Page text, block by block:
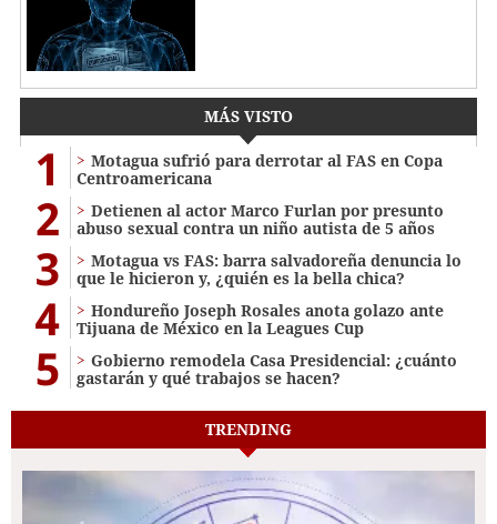
MÁS VISTO
1
Motagua sufrió para derrotar al FAS en Copa
Centroamericana
2
Detienen al actor Marco Furlan por presunto
abuso sexual contra un niño autista de 5 años
3
Motagua vs FAS: barra salvadoreña denuncia lo
que le hicieron y, ¿quién es la bella chica?
4
Hondureño Joseph Rosales anota golazo ante
Tijuana de México en la Leagues Cup
5
Gobierno remodela Casa Presidencial: ¿cuánto
gastarán y qué trabajos se hacen?
TRENDING